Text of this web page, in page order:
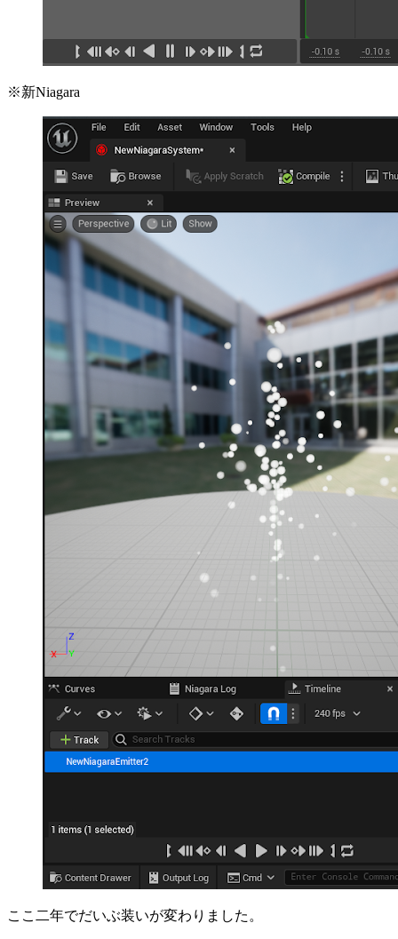
※新Niagara
ここ二年でだいぶ装いが変わりました。